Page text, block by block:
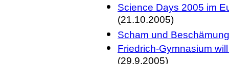
Science Days 2005 im
(21.10.2005)
Scham und
Friedrich-Gymnasium